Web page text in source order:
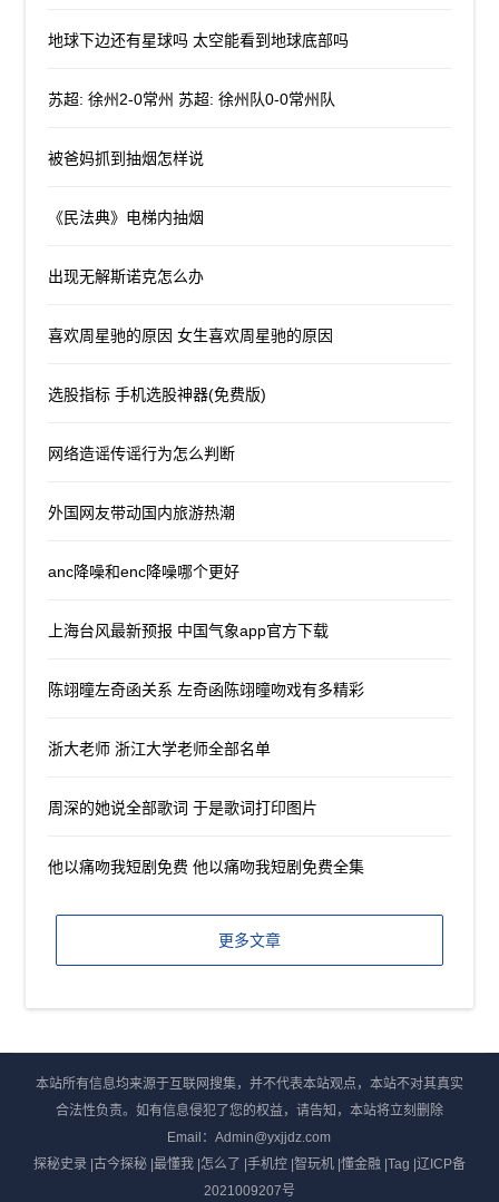
地球下边还有星球吗 太空能看到地球底部吗
苏超: 徐州2-0常州 苏超: 徐州队0-0常州队
被爸妈抓到抽烟怎样说
《民法典》电梯内抽烟
出现无解斯诺克怎么办
喜欢周星驰的原因 女生喜欢周星驰的原因
选股指标 手机选股神器(免费版)
网络造谣传谣行为怎么判断
外国网友带动国内旅游热潮
anc降噪和enc降噪哪个更好
上海台风最新预报 中国气象app官方下载
陈翊曈左奇函关系 左奇函陈翊曈吻戏有多精彩
浙大老师 浙江大学老师全部名单
周深的她说全部歌词 于是歌词打印图片
他以痛吻我短剧免费 他以痛吻我短剧免费全集
更多文章
本站所有信息均来源于互联网搜集，并不代表本站观点，本站不对其真实
合法性负责。如有信息侵犯了您的权益，请告知，本站将立刻删除
Email：Admin@yxjjdz.com
探秘史录|古今探秘|最懂我|怎么了 |手机控|智玩机|懂金融 |Tag |辽ICP备
2021009207号